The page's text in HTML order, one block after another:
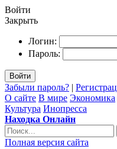
Войти
Закрыть
Логин:
Пароль:
Войти
Забыли пароль? |
О сайте В мире Экономика
Культура Инопресса
Находка Онлайн
Полная версия сайта